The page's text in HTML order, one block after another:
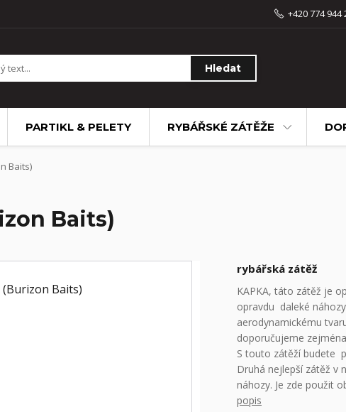
Hledat
+420 774 944
PARTIKL & PELETY RYBÁŘSKÉ ZÁTĚŽE
Baits)
Baits)
rybářská zátěž
KAPKA, táto zátěž je
opravdu daleké
aerodynamickému
doporučujeme
S touto zátěží budete
Druhá nejlepší zátěž v
náhozy. Je zde použit
popis